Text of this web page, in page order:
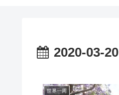
2020-03-20
世界一周